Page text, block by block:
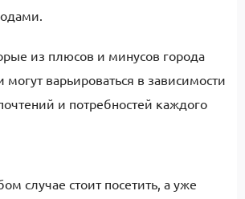
из плюсов и минусов города
могут варьироваться в зависимости
и потребностей каждого
случае стоит посетить, а уже